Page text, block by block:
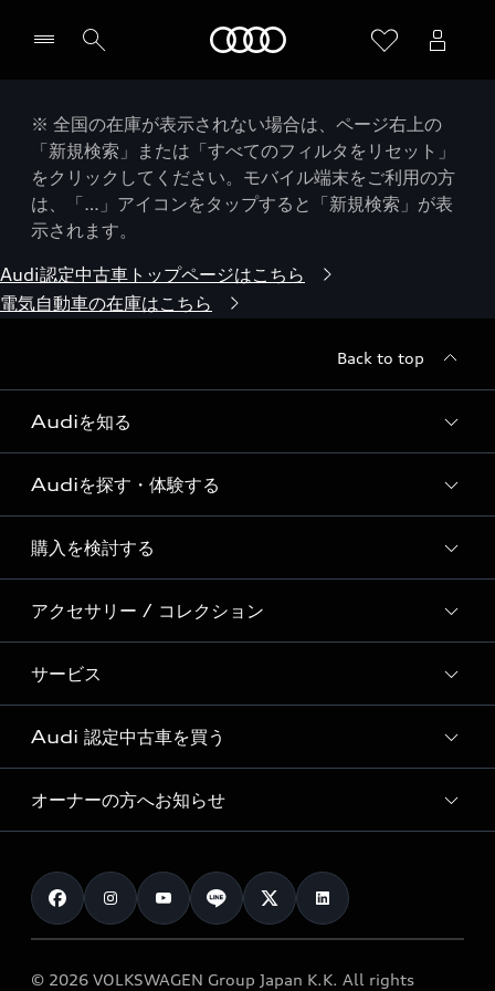
※ 全国の在庫が表示されない場合は、ページ右上の
「新規検索」または「すべてのフィルタをリセット」
をクリックしてください。モバイル端末をご利用の方
は、「…」アイコンをタップすると「新規検索」が表
示されます。
Audi認定中古車トップページはこちら
電気自動車の在庫はこちら
Back to top
Audiを知る
Audi ブランド
Story of Progress
Audi Sport
Formula 1®
デジタルサービス
Audiを探す・体験する
ディーラー検索
新車在庫検索
試乗車・展示車検索
見積り依頼
試乗予約
購入を検討する
モデル一覧
特別仕様モデル / 限定モデル
e-tronラインアップ
価格シミュレーション
車両比較
カタログ一覧
アクセサリー / コレクション
純正アクセサリー
オンラインショップ
Audi collection
アウディナビアプリ
サービス
サービス入庫予約
サービスプログラム
メンテナンス
車検 / 定期点検
e-tronアフターサポート
Audi 認定中古車を買う
Audi認定中古車
クオリティ
保証
メンテナンス
オーナーの方へお知らせ
お知らせ
オーナー様向けキャンペーン
© 2026 VOLKSWAGEN Group Japan K.K. All rights